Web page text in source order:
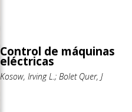
Control de máquinas
eléctricas
Kosow, Irving L.; Bolet Quer, J